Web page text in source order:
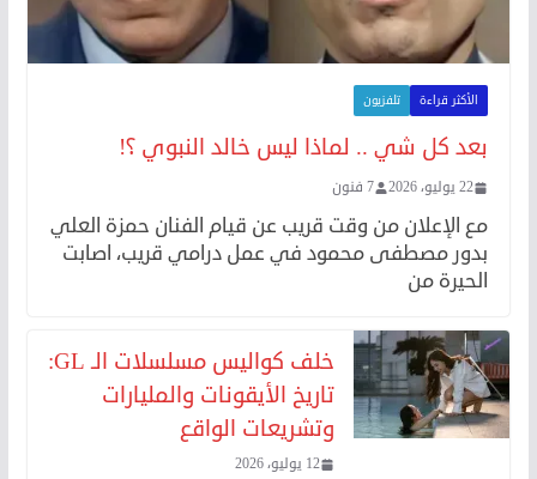
الأكثر قراءة تلفزيون
بعد كل شي .. لماذا ليس خالد النبوي ؟!
22 يوليو، 2026 7 فنون
مع الإعلان من وقت قريب عن قيام الفنان حمزة العلي
بدور مصطفى محمود في عمل درامي قريب، اصابت
الحيرة من
خلف كواليس مسلسلات الـ GL:
تاريخ الأيقونات والمليارات
وتشريعات الواقع
12 يوليو، 2026